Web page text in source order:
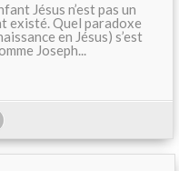
Jésus n’est pas un
existé. Quel paradoxe
en Jésus) s’est
Joseph...